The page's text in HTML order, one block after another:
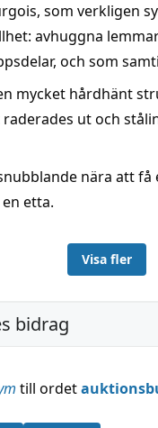
som verkligen
avhuggna
och som
mycket hårdhänt
ut och
nära att
en etta.
Visa fler
bidrag
till ordet